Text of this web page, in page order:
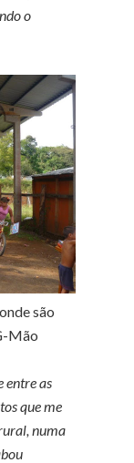
o
são
Mão
entre as
que me
numa